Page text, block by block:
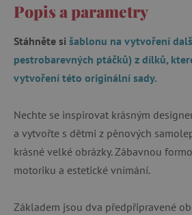
Popis a parametry
Stáhněte si šablonu na vytvoření
pestrobarevných ptáčků) z dílků,
vytvoření této originální sady.
Nechte se inspirovat krásným
a vytvořte s dětmi z pěnových
krásné velké obrázky. Zábavnou
motoriku a estetické vnímání.
Základem jsou dva předpřipravené